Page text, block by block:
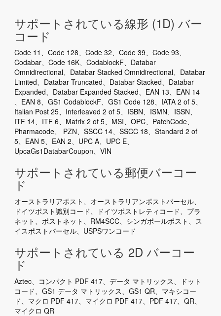
サポートされている線形 (1D) バー
コード
Code 11、Code 128、Code 32、Code 39、Code 93、
Codabar、Code 16K、CodablockF、Databar
Omnidirectional、Databar Stacked Omnidirectional、Databar
Limited、Databar Truncated、Databar Stacked、Databar
Expanded、Databar Expanded Stacked、EAN 13、EAN 14
、EAN 8、GS1 CodablockF、GS1 Code 128、IATA 2 of 5、
Italian Post 25、Interleaved 2 of 5、ISBN、ISMN、ISSN、
ITF 14、ITF 6、Matrix 2 of 5、MSI、OPC、PatchCode、
Pharmacode、 PZN、SSCC 14、SSCC 18、Standard 2 of
5、EAN 5、EAN 2、UPC A、UPC E、
UpcaGs1DatabarCoupon、VIN
サポートされている郵便バーコー
ド
オーストラリアポスト、オーストラリアンポストパーセル、
ドイツポスト識別コード、ドイツポストレティコード、プラ
ネット、ポストネット、RM4SCC、シンガポールポスト、ス
イスポストパーセル、USPSワンコード
サポートされている 2D バーコー
ド
Aztec、コンパクト PDF 417、データ マトリックス、ドット
コード、GS1 データ マトリックス、GS1 QR、マキシコー
ド、マクロ PDF 417、マイクロ PDF 417、PDF 417、QR、
マイクロ QR